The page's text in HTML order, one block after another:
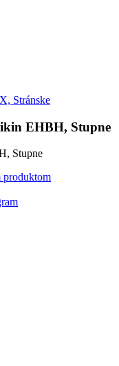
Stránske
EHBH, Stupne
Stupne